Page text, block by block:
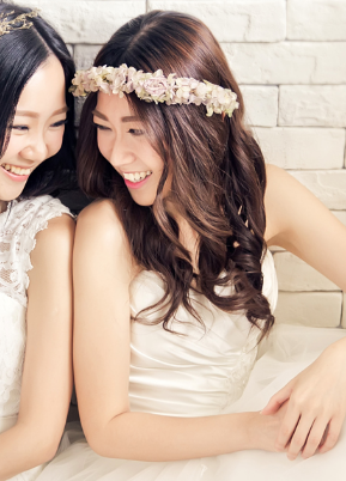
Wedding Secret
Wedding Venue
Wedding Day
Wedding Live Stream
Wedding Photo Booth
Photo Booth